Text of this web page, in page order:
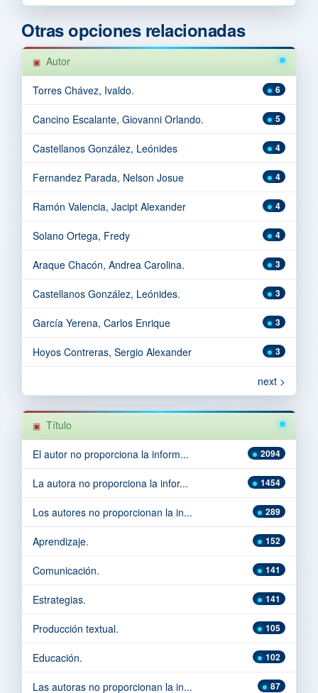
Otras opciones relacionadas
Autor
6
Torres Chávez, Ivaldo.
5
Cancino Escalante, Giovanni Orlando.
4
Castellanos González, Leónides
4
Fernandez Parada, Nelson Josue
4
Ramón Valencia, Jacipt Alexander
4
Solano Ortega, Fredy
3
Araque Chacón, Andrea Carolina.
3
Castellanos González, Leónides.
3
García Yerena, Carlos Enrique
3
Hoyos Contreras, Sergio Alexander
next >
Título
2094
El autor no proporciona la inform...
1454
La autora no proporciona la infor...
289
Los autores no proporcionan la in...
152
Aprendizaje.
141
Comunicación.
141
Estrategias.
105
Producción textual.
102
Educación.
87
Las autoras no proporcionan la in...